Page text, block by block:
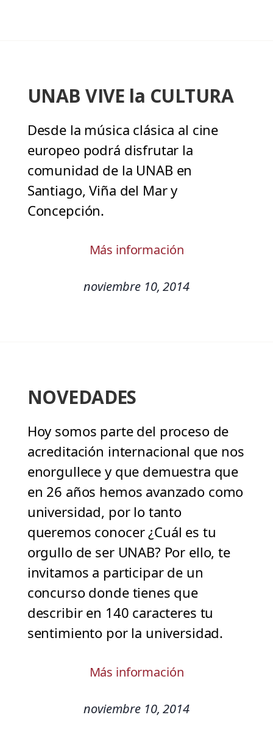
UNAB VIVE la CULTURA
Desde la música clásica al cine
europeo podrá disfrutar la
comunidad de la UNAB en
Santiago, Viña del Mar y
Concepción.
Más información
noviembre 10, 2014
NOVEDADES
Hoy somos parte del proceso de
acreditación internacional que nos
enorgullece y que demuestra que
en 26 años hemos avanzado como
universidad, por lo tanto
queremos conocer ¿Cuál es tu
orgullo de ser UNAB? Por ello, te
invitamos a participar de un
concurso donde tienes que
describir en 140 caracteres tu
sentimiento por la universidad.
Más información
noviembre 10, 2014